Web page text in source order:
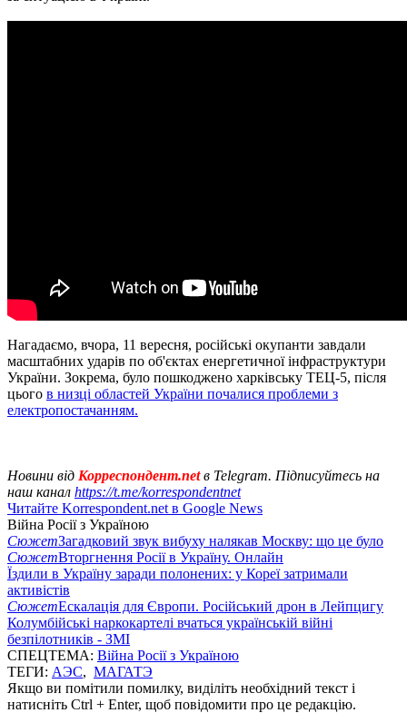
Нагадаємо, вчора, 11 вересня, російські окупанти завдали
масштабних ударів по об'єктах енергетичної інфраструктури
України. Зокрема, було пошкоджено харківську ТЕЦ-5, після
цього в низці областей України почалися проблеми з
електропостачанням.
Новини від Корреспондент.netв Telegram. Підписуйтесь на
наш канал https://t.me/korrespondentnet
Читайте Korrespondent.net в Google News
Війна Росії з Україною
СюжетЗагадковий звук вибуху налякав Москву: що це було
СюжетВторгнення Росії в Україну. Онлайн
Їздили в Україну заради полонених: у Кореї затримали
активістів
СюжетЕскалація для Європи. Російський дрон в Лейпцигу
Колумбійські наркокартелі вчаться українській війні
безпілотників - ЗМІ
СПЕЦТЕМА: Війна Росії з Україною
ТЕГИ: АЭС, МАГАТЭ
Якщо ви помітили помилку, виділіть необхідний текст і
натисніть Ctrl + Enter, щоб повідомити про це редакцію.